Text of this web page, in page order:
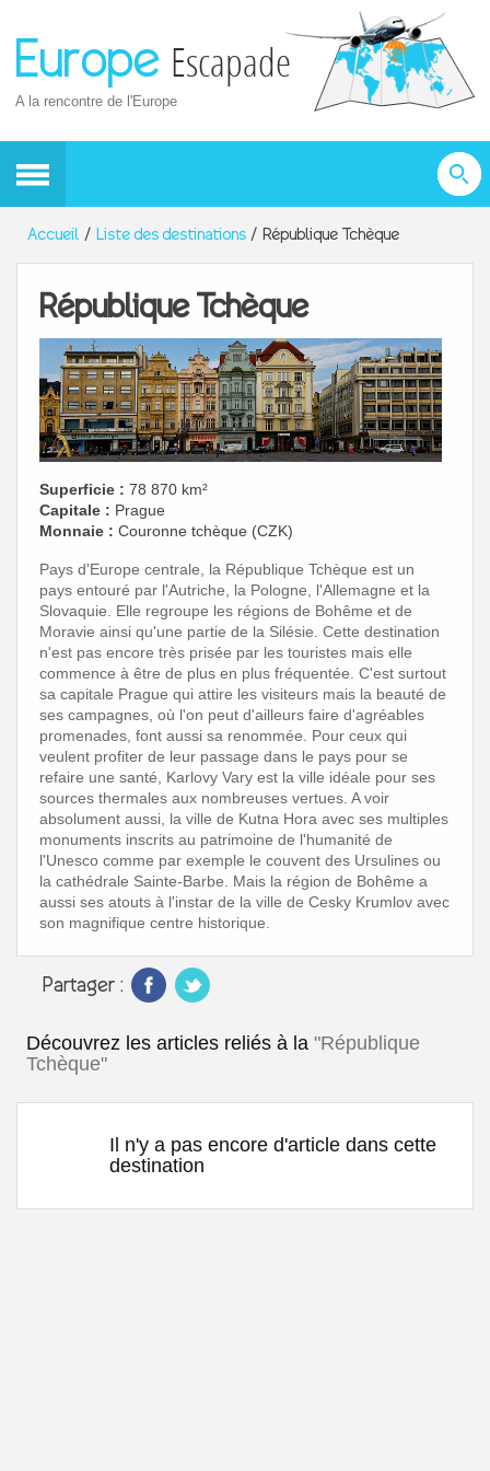
Europe Escapade
A la rencontre de l'Europe
Accueil Liste des destinations République Tchèque
République Tchèque
Superficie : 78 870 km²
Capitale : Prague
Monnaie : Couronne tchèque (CZK)
Pays d'Europe centrale, la République Tchèque est un
pays entouré par l'Autriche, la Pologne, l'Allemagne et la
Slovaquie. Elle regroupe les régions de Bohême et de
Moravie ainsi qu'une partie de la Silésie. Cette destination
n'est pas encore très prisée par les touristes mais elle
commence à être de plus en plus fréquentée. C'est surtout
sa capitale Prague qui attire les visiteurs mais la beauté de
ses campagnes, où l'on peut d'ailleurs faire d'agréables
promenades, font aussi sa renommée. Pour ceux qui
veulent profiter de leur passage dans le pays pour se
refaire une santé, Karlovy Vary est la ville idéale pour ses
sources thermales aux nombreuses vertues. A voir
absolument aussi, la ville de Kutna Hora avec ses multiples
monuments inscrits au patrimoine de l'humanité de
l'Unesco comme par exemple le couvent des Ursulines ou
la cathédrale Sainte-Barbe. Mais la région de Bohême a
aussi ses atouts à l'instar de la ville de Cesky Krumlov avec
son magnifique centre historique.
Partager :
Découvrez les articles reliés à la "République
Tchèque"
Il n'y a pas encore d'article dans cette
destination